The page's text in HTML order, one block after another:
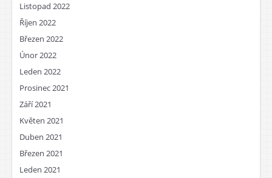
Listopad 2022
Říjen 2022
Březen 2022
Únor 2022
Leden 2022
Prosinec 2021
Září 2021
Květen 2021
Duben 2021
Březen 2021
Leden 2021